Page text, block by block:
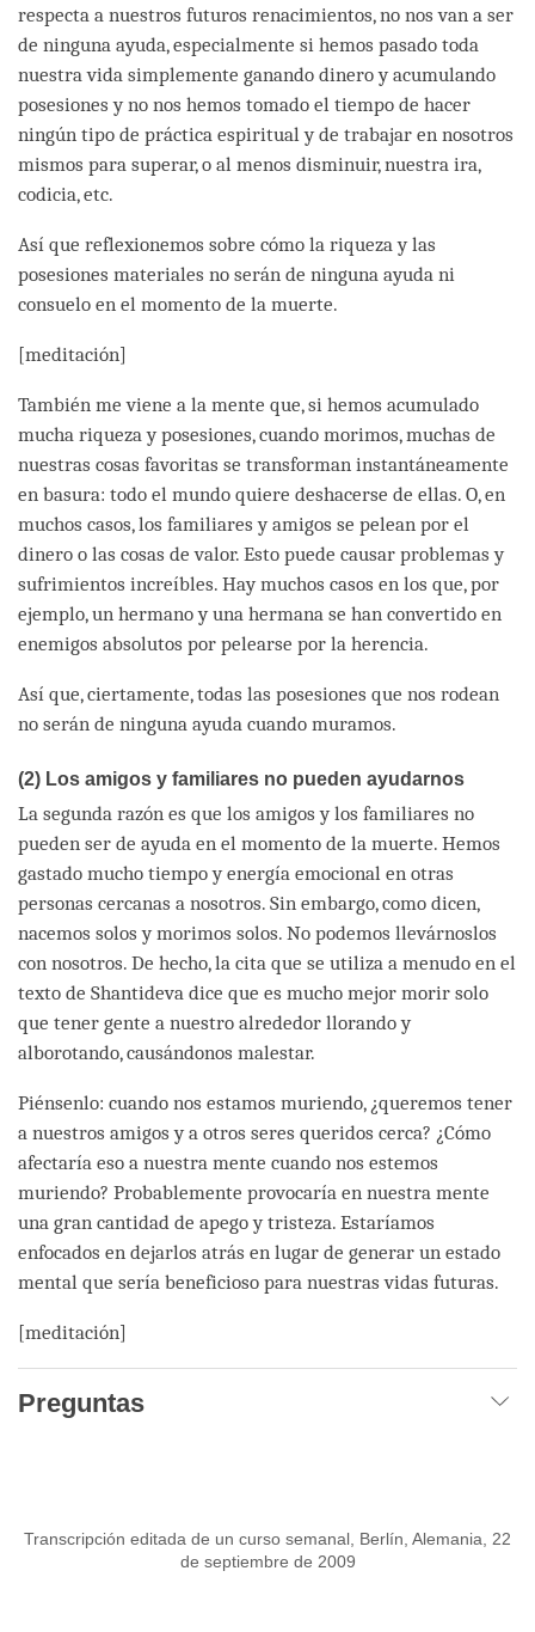
respecta a nuestros futuros renacimientos, no nos van a ser
de ninguna ayuda, especialmente si hemos pasado toda
nuestra vida simplemente ganando dinero y acumulando
posesiones y no nos hemos tomado el tiempo de hacer
ningún tipo de práctica espiritual y de trabajar en nosotros
mismos para superar, o al menos disminuir, nuestra ira,
codicia, etc.
Así que reflexionemos sobre cómo la riqueza y las
posesiones materiales no serán de ninguna ayuda ni
consuelo en el momento de la muerte.
[meditación]
También me viene a la mente que, si hemos acumulado
mucha riqueza y posesiones, cuando morimos, muchas de
nuestras cosas favoritas se transforman instantáneamente
en basura: todo el mundo quiere deshacerse de ellas. O, en
muchos casos, los familiares y amigos se pelean por el
dinero o las cosas de valor. Esto puede causar problemas y
sufrimientos increíbles. Hay muchos casos en los que, por
ejemplo, un hermano y una hermana se han convertido en
enemigos absolutos por pelearse por la herencia.
Así que, ciertamente, todas las posesiones que nos rodean
no serán de ninguna ayuda cuando muramos.
(2) Los amigos y familiares no pueden ayudarnos
La segunda razón es que los amigos y los familiares no
pueden ser de ayuda en el momento de la muerte. Hemos
gastado mucho tiempo y energía emocional en otras
personas cercanas a nosotros. Sin embargo, como dicen,
nacemos solos y morimos solos. No podemos llevárnoslos
con nosotros. De hecho, la cita que se utiliza a menudo en el
texto de Shantideva dice que es mucho mejor morir solo
que tener gente a nuestro alrededor llorando y
alborotando, causándonos malestar.
Piénsenlo: cuando nos estamos muriendo, ¿queremos tener
a nuestros amigos y a otros seres queridos cerca? ¿Cómo
afectaría eso a nuestra mente cuando nos estemos
muriendo? Probablemente provocaría en nuestra mente
una gran cantidad de apego y tristeza. Estaríamos
enfocados en dejarlos atrás en lugar de generar un estado
mental que sería beneficioso para nuestras vidas futuras.
[meditación]
Preguntas
Transcripción editada de un curso semanal, Berlín, Alemania, 22
de septiembre de 2009